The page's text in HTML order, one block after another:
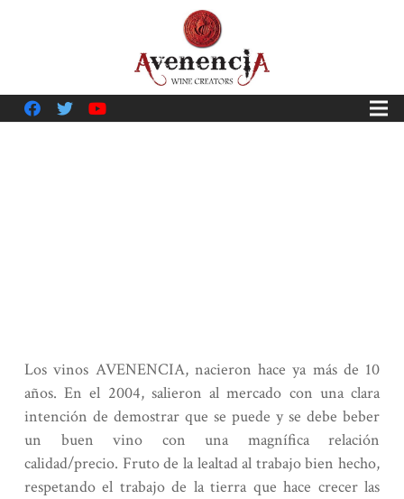
Los vinos AVENENCIA, nacieron hace ya más de 10
años. En el 2004, salieron al mercado con una clara
intención de demostrar que se puede y se debe beber
un buen vino con una magnífica relación
calidad/precio. Fruto de la lealtad al trabajo bien hecho,
respetando el trabajo de la tierra que hace crecer las